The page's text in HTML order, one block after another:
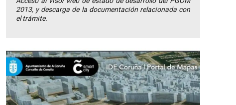
2013, y descarga de la documentación relacionada con
el trámite.